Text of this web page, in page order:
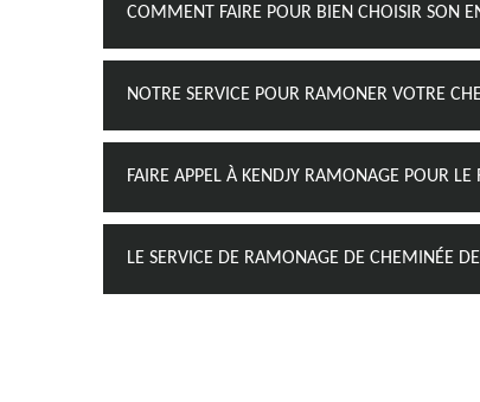
COMMENT FAIRE POUR BIEN CHOISIR SON
NOTRE SERVICE POUR RAMONER VOTRE
FAIRE APPEL À KENDJY RAMONAGE POUR
LE SERVICE DE RAMONAGE DE CHEMINÉE